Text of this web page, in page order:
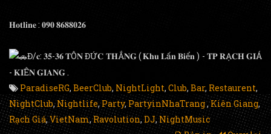
𝐇𝐨𝐭𝐥𝐢𝐧𝐞 : 𝟎𝟗𝟎 𝟖𝟔𝟖𝟖𝟎𝟐𝟔
Đ/𝐜: 𝟑𝟓-𝟑𝟔 𝐓Ô𝐍 ĐỨ𝐂 𝐓𝐇Ắ𝐍𝐆 ( 𝐊𝐡𝐮 𝐋ấ𝐧 𝐁𝐢ể𝐧 ) - 𝐓𝐏 𝐑Ạ𝐂𝐇 𝐆𝐈Á
- 𝐊𝐈Ê𝐍 𝐆𝐈𝐀𝐍𝐆 .
ParadiseRG, BeerClub, NightLight, Club, Bar, Restaurent,
NightClub,Nightlife,Party, PartyinNhaTrang,Kiên Giang,
Rạch Giá,VietNam,Ravolution, DJ,NightMusic